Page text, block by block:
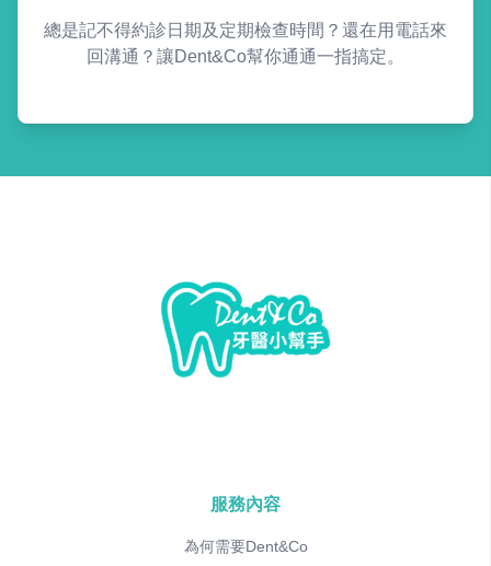
總是記不得約診日期及定期檢查時間？還在用電話來
回溝通？讓Dent&Co幫你通通一指搞定。
服務內容
為何需要Dent&Co